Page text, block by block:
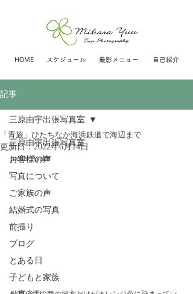
HOME スケジュール 撮影メニュー 自己紹介
記事
三原由宇出張写真室
お客様の声
写真について
ご家族の声
結婚式の写真
前撮り
ブログ
とある日
子どもと家族
三原由宇出張写真室
「青旅」ひたちなか海浜鉄道で海辺まで
更新日：2022年6月14日
model: Ayaka